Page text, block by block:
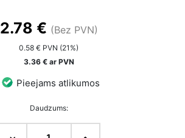
2.78 € (Bez PVN)
0.58 € PVN (21%)
3.36 € ar PVN
Pieejams atlikumos
Daudzums: